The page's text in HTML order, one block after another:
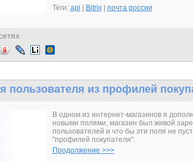
Теги: api Bitrix| почта россии
пользователя из профилей
В одном из интернет-магазинов я
новыми полями, магазин был живой
пользователей и что бы эти поля не
"профилей покупателя".
Продолжение >>>